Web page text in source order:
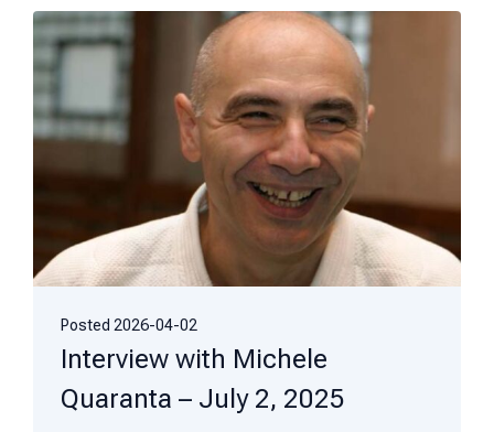
Posted 2026-04-02
Interview with Michele
Quaranta – July 2, 2025